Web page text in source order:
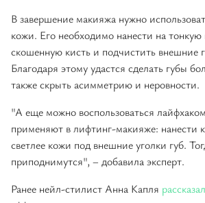
В завершение макияжа нужно
кожи. Его необходимо нанести на
скошенную кисть и подчистить внешние
Благодаря этому удастся сделать губы
также скрыть асимметрию и неровности.
"А еще можно воспользоваться
применяют в лифтинг-макияже: нанести
светлее кожи под внешние уголки губ.
приподнимутся", – добавила эксперт.
Ранее нейл-стилист Анна Капля